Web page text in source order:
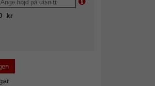
kr